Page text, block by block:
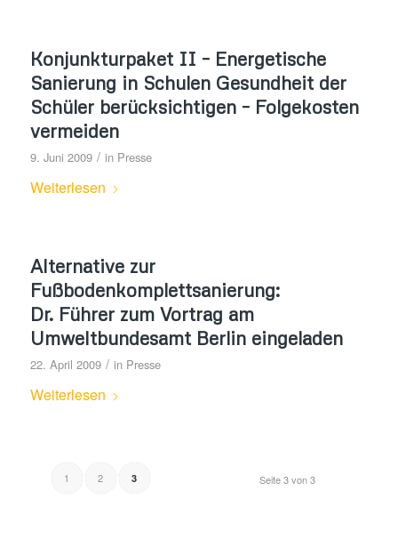
Konjunkturpaket II – Energetische
Sanierung in Schulen Gesundheit der
Schüler berücksichtigen – Folgekosten
vermeiden
9. Juni 2009 / in Presse
Weiterlesen
Alternative zur
Fußbodenkomplettsanierung:
Dr. Führer zum Vortrag am
Umweltbundesamt Berlin eingeladen
22. April 2009 / in Presse
Weiterlesen
Seite 3 von 3
1 2 3